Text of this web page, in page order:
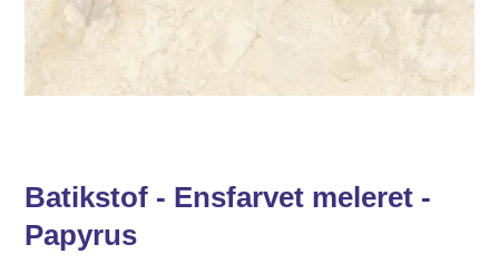
Batikstof - Ensfarvet meleret -
Papyrus